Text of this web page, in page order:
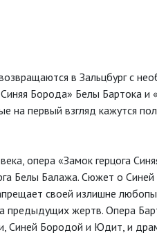
в Зальцбург с
Борода» Белы Бартока и
на первый взгляд кажутся
опера «Замок герцога
Белы Балажа. Сюжет о
своей излишне
предыдущих жертв. Опера
Синей Бородой и Юдит, и